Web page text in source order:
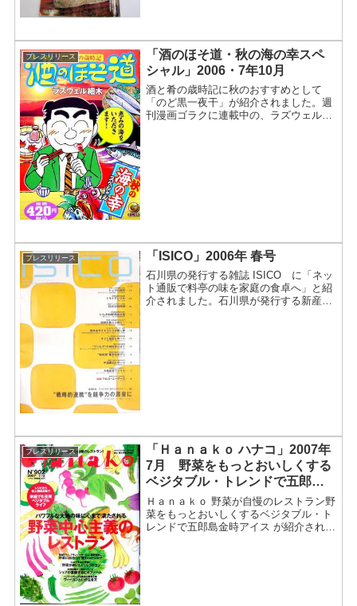
の味」 取り寄せ...
プレスリリース
「酒のほそ道・秋の海の幸スペ
シャル」2006・7年10月
酒と肴の歳時記に秋のおすすめとして
「のど黒一夜干」が紹介されました。週
刊漫画ゴラクに連載中の、ラズウェル細
プレスリリース 「ISICO」2006年 春号
石川県の発行する雑誌 ISICO に「ネッ
ト通販で料亭の味を家庭の食卓へ」と紹
介されました。石川県が発行する新産業
プレスリリース
「Ｈａｎａｋｏ ハナコ」2007年
7月 野菜をもっとおいしくする
ベジタブル・トレンドで五郎島
金時アイス が紹介されました。
Ｈａｎａｋｏ 野菜が自慢のレストラン野
菜をもっとおいしくするベジタブル・ト
レンドで五郎島金時アイス が紹介されま